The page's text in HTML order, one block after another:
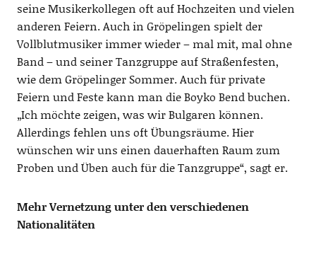
seineMusikerkollegen oftauf Hochzeiten und vielen
anderen Feiern.Auch in Gröpelingen spieltder
Vollblutmusiker immer wieder–mal mit, mal ohne
Band–und seinerTanzgruppe auf Straßenfesten,
wie demGröpelingerSommer.Auch fürprivate
Feiern und Festekann man dieBoyko Bendbuchen.
„Ich möchte zeigen, was wir Bulgaren können.
Allerdings fehlen uns oftÜbungsräume. Hier
wünschen wir uns einen dauerhaften Raum zum
Proben und Üben auch für die Tanzgruppe“, sagt er.
Mehr Vernetzung unter den verschiedenen
Nationalitäten